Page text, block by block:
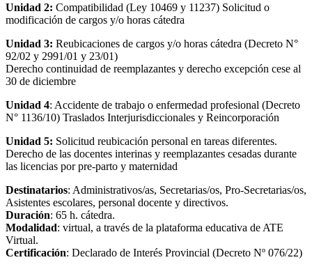
Unidad 2: Compatibilidad (Ley 10469 y 11237) Solicitud o
modificación de cargos y/o horas cátedra
Unidad 3: Reubicaciones de cargos y/o horas cátedra (Decreto N°
92/02 y 2991/01 y 23/01)
Derecho continuidad de reemplazantes y derecho excepción cese al
30 de diciembre
Unidad 4: Accidente de trabajo o enfermedad profesional (Decreto
N° 1136/10) Traslados Interjurisdiccionales y Reincorporación
Unidad 5: Solicitud reubicación personal en tareas diferentes.
Derecho de las docentes interinas y reemplazantes cesadas durante
las licencias por pre-parto y maternidad
Destinatarios: Administrativos/as, Secretarias/os, Pro-Secretarias/os,
Asistentes escolares, personal docente y directivos.
Duración: 65 h. cátedra.
Modalidad: virtual, a través de la plataforma educativa de ATE
Virtual.
Certificación: Declarado de Interés Provincial (Decreto Nº 076/22)